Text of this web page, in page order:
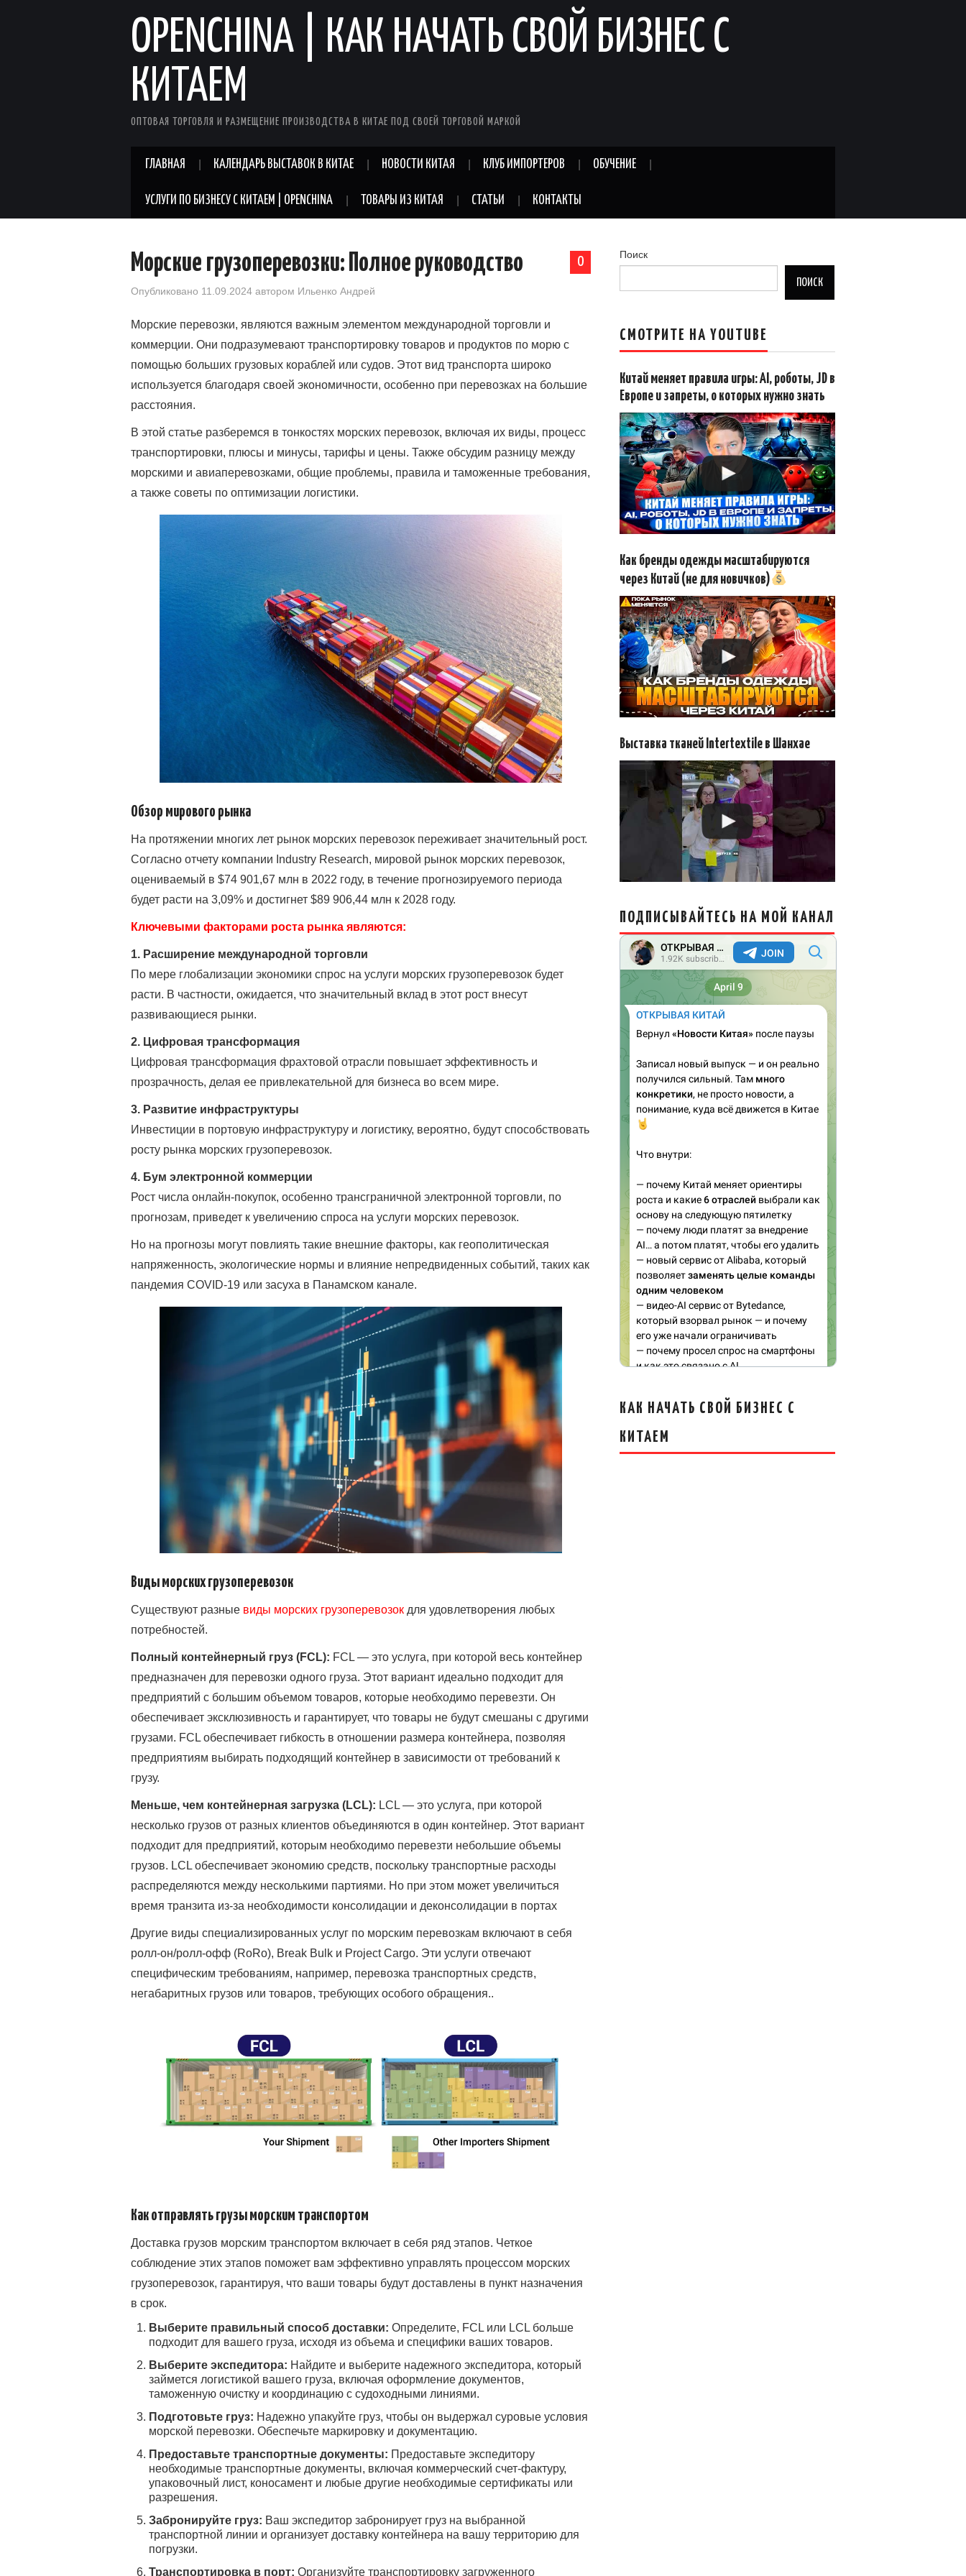
OPENCHINA | КАК НАЧАТЬ СВОЙ БИЗНЕС С
КИТАЕМ
ОПТОВАЯ ТОРГОВЛЯ И РАЗМЕЩЕНИЕ ПРОИЗВОДСТВА В КИТАЕ ПОД СВОЕЙ ТОРГОВОЙ МАРКОЙ
ГЛАВНАЯ КАЛЕНДАРЬ ВЫСТАВОК В КИТАЕ НОВОСТИ КИТАЯ КЛУБ ИМПОРТЕРОВ ОБУЧЕНИЕ
УСЛУГИ ПО БИЗНЕСУ С КИТАЕМ | OPENCHINA ТОВАРЫ ИЗ КИТАЯ СТАТЬИ КОНТАКТЫ
0
Морские грузоперевозки: Полное руководство
Опубликовано 11.09.2024 автором Ильенко Андрей
Морские перевозки, являются важным элементом международной торговли и
коммерции. Они подразумевают транспортировку товаров и продуктов по морю с
помощью больших грузовых кораблей или судов. Этот вид транспорта широко
используется благодаря своей экономичности, особенно при перевозках на большие
расстояния.
В этой статье разберемся в тонкостях морских перевозок, включая их виды, процесс
транспортировки, плюсы и минусы, тарифы и цены. Также обсудим разницу между
морскими и авиаперевозками, общие проблемы, правила и таможенные требования,
а также советы по оптимизации логистики.
Обзор мирового рынка
На протяжении многих лет рынок морских перевозок переживает значительный рост.
Согласно отчету компании Industry Research, мировой рынок морских перевозок,
оцениваемый в $74 901,67 млн в 2022 году, в течение прогнозируемого периода
будет расти на 3,09% и достигнет $89 906,44 млн к 2028 году.
Ключевыми факторами роста рынка являются:
1. Расширение международной торговли
По мере глобализации экономики спрос на услуги морских грузоперевозок будет
расти. В частности, ожидается, что значительный вклад в этот рост внесут
развивающиеся рынки.
2. Цифровая трансформация
Цифровая трансформация фрахтовой отрасли повышает эффективность и
прозрачность, делая ее привлекательной для бизнеса во всем мире.
3. Развитие инфраструктуры
Инвестиции в портовую инфраструктуру и логистику, вероятно, будут способствовать
росту рынка морских грузоперевозок.
4. Бум электронной коммерции
Рост числа онлайн-покупок, особенно трансграничной электронной торговли, по
прогнозам, приведет к увеличению спроса на услуги морских перевозок.
Но на прогнозы могут повлиять такие внешние факторы, как геополитическая
напряженность, экологические нормы и влияние непредвиденных событий, таких как
пандемия COVID-19 или засуха в Панамском канале.
Виды морских грузоперевозок
Существуют разные виды морских грузоперевозок для удовлетворения любых
потребностей.
Полный контейнерный груз (FCL): FCL — это услуга, при которой весь контейнер
предназначен для перевозки одного груза. Этот вариант идеально подходит для
предприятий с большим объемом товаров, которые необходимо перевезти. Он
обеспечивает эксклюзивность и гарантирует, что товары не будут смешаны с другими
грузами. FCL обеспечивает гибкость в отношении размера контейнера, позволяя
предприятиям выбирать подходящий контейнер в зависимости от требований к
грузу.
Меньше, чем контейнерная загрузка (LCL): LCL — это услуга, при которой
несколько грузов от разных клиентов объединяются в один контейнер. Этот вариант
подходит для предприятий, которым необходимо перевезти небольшие объемы
грузов. LCL обеспечивает экономию средств, поскольку транспортные расходы
распределяются между несколькими партиями. Но при этом может увеличиться
время транзита из-за необходимости консолидации и деконсолидации в портах
Другие виды специализированных услуг по морским перевозкам включают в себя
ролл-он/ролл-офф (RoRo), Break Bulk и Project Cargo. Эти услуги отвечают
специфическим требованиям, например, перевозка транспортных средств,
негабаритных грузов или товаров, требующих особого обращения..
Как отправлять грузы морским транспортом
Доставка грузов морским транспортом включает в себя ряд этапов. Четкое
соблюдение этих этапов поможет вам эффективно управлять процессом морских
грузоперевозок, гарантируя, что ваши товары будут доставлены в пункт назначения
в срок.
Выберите правильный способ доставки: Определите, FCL или LCL больше
подходит для вашего груза, исходя из объема и специфики ваших товаров.
Выберите экспедитора: Найдите и выберите надежного экспедитора, который
займется логистикой вашего груза, включая оформление документов,
таможенную очистку и координацию с судоходными линиями.
Подготовьте груз: Надежно упакуйте груз, чтобы он выдержал суровые условия
морской перевозки. Обеспечьте маркировку и документацию.
Предоставьте транспортные документы: Предоставьте экспедитору
необходимые транспортные документы, включая коммерческий счет-фактуру,
упаковочный лист, коносамент и любые другие необходимые сертификаты или
разрешения.
Забронируйте груз: Ваш экспедитор забронирует груз на выбранной
транспортной линии и организует доставку контейнера на вашу территорию для
погрузки.
Транспортировка в порт: Организуйте транспортировку загруженного
Поиск
ПОИСК
СМОТРИТЕ НА YOUTUBE
Китай меняет правила игры: AI, роботы, JD в
Европе и запреты, о которых нужно знать
Как бренды одежды масштабируются
через Китай (не для новичков)
Выставка тканей Intertextile в Шанхае
ПОДПИСЫВАЙТЕСЬ НА МОЙ КАНАЛ
КАК НАЧАТЬ СВОЙ БИЗНЕС С
КИТАЕМ